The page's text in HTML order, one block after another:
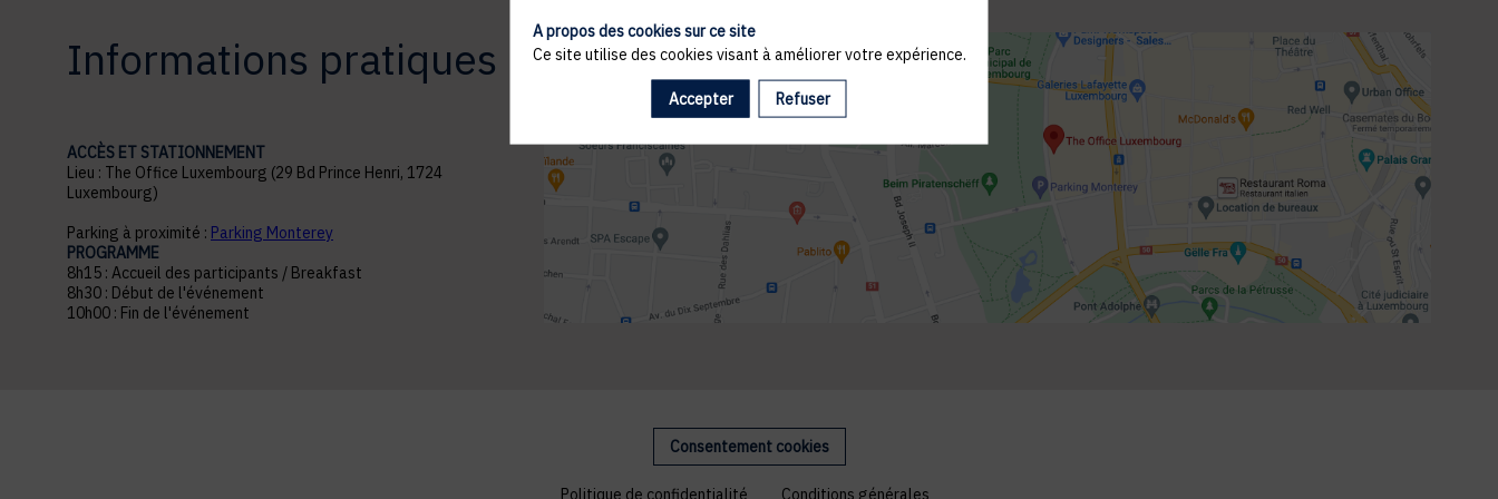
Informations pratiques
ACCÈS ET STATIONNEMENT
Lieu : The Office Luxembourg (29 Bd Prince Henri, 1724
Luxembourg)
Parking à proximité : Parking Monterey
PROGRAMME
8h15 : Accueil des participants / Breakfast
8h30 : Début de l'événement
10h00 : Fin de l'événement
Consentement cookies
Politique de confidentialité Conditions générales
A propos des cookies sur ce site
Ce site utilise des cookies visant à améliorer votre expérience.
Accepter Refuser